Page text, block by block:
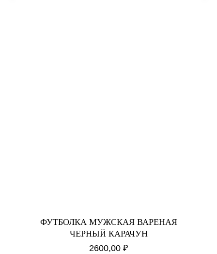
ФУТБОЛКА МУЖСКАЯ ВАРЕНАЯ
ЧЕРНЫЙ КАРАЧУН
2600,00 ₽